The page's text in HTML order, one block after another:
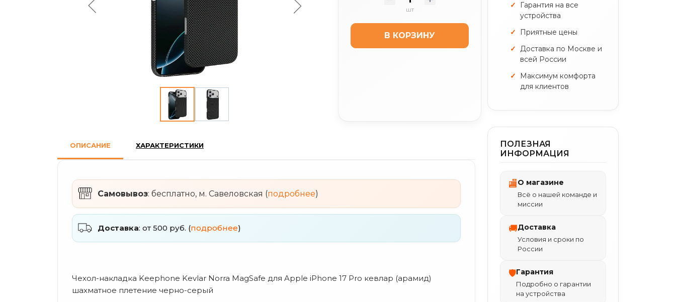
шт
В КОРЗИНУ
ОПИСАНИЕ ХАРАКТЕРИСТИКИ
Самовывоз: бесплатно, м. Савеловская (подробнее)
Доставка: от 500 руб. (подробнее)
Чехол-накладка Keephone Kevlar Norra MagSafe для Apple iPhone 17 Pro кевлар (арамид)
шахматное плетение черно-серый
Гарантия на все
устройства
Приятные цены
Доставка по Москве и
всей России
Максимум комфорта
для клиентов
ПОЛЕЗНАЯ
ИНФОРМАЦИЯ
🏬О магазине
Всё о нашей команде и
миссии
🚚Доставка
Условия и сроки по
России
🛡Гарантия
Подробно о гарантии
на устройства